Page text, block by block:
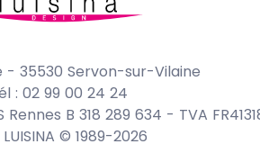
- 35530 Servon-sur-Vilaine
: 02 99 00 24 24
Rennes B 318 289 634 - TVA
LUISINA © 1989-2026